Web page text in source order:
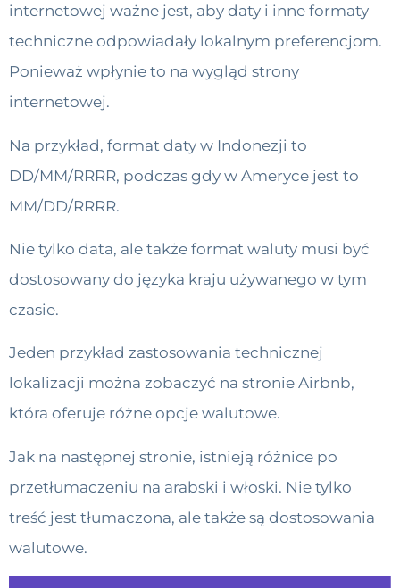
internetowej ważne jest, aby daty i inne formaty
techniczne odpowiadały lokalnym preferencjom.
Ponieważ wpłynie to na wygląd strony
internetowej.
Na przykład, format daty w Indonezji to
DD/MM/RRRR, podczas gdy w Ameryce jest to
MM/DD/RRRR.
Nie tylko data, ale także format waluty musi być
dostosowany do języka kraju używanego w tym
czasie.
Jeden przykład zastosowania technicznej
lokalizacji można zobaczyć na stronie Airbnb,
która oferuje różne opcje walutowe.
Jak na następnej stronie, istnieją różnice po
przetłumaczeniu na arabski i włoski. Nie tylko
treść jest tłumaczona, ale także są dostosowania
walutowe.